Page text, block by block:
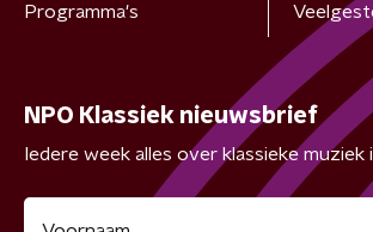
Programma's
NPO Klassiek nieuwsbrief
Iedere week alles over klassieke muziek